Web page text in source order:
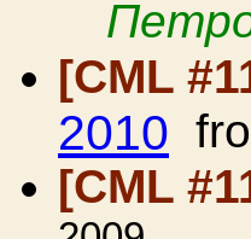
[CML
2010
[CML